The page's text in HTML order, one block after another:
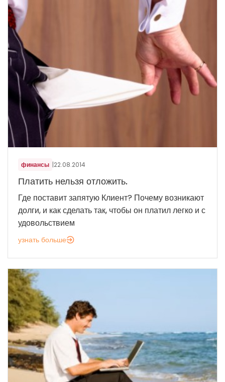
финансы |22.08.2014
Платить нельзя отложить.
Где поставит запятую Клиент? Почему возникают
долги, и как сделать так, чтобы он платил легко и с
удовольствием
узнать больше